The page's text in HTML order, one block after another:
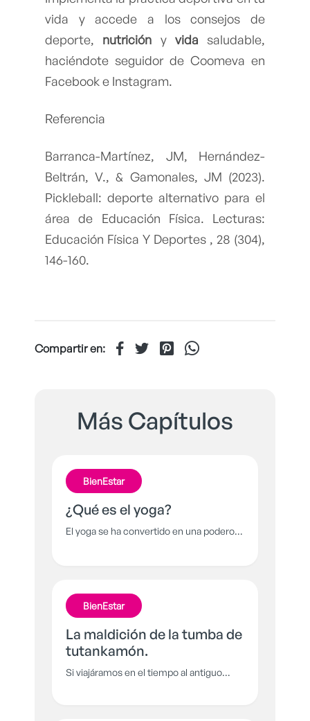
vida y accede a los consejos de
deporte, nutrición y vida saludable,
haciéndote seguidor de Coomeva en
Facebook e Instagram.
Referencia
Barranca-Martínez, JM, Hernández-
Beltrán, V., & Gamonales, JM (2023).
Pickleball: deporte alternativo para el
área de Educación Física. Lecturas:
Educación Física Y Deportes , 28 (304),
146-160.
Compartir en:
Más Capítulos
BienEstar
¿Qué es el yoga?
El yoga se ha convertido en una poderosa
y las emociones. Conoce más sobre el
yoga y dale paz a tu vida.
BienEstar
La maldición de la tumba de
tutankamón.
Si viajáramos en el tiempo al antiguo